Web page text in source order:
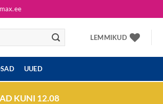
LEMMIKUD
UUED
KUNI 12.08